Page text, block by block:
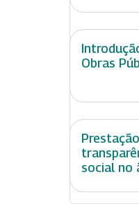
Obras
social no